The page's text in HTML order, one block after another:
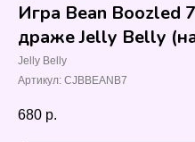
Игра Bean Boozled
драже Jelly Belly
Jelly Belly
Артикул: CJBBEANB7
680 р.